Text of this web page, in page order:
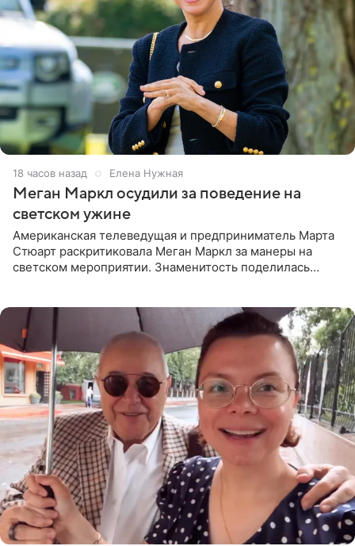
18 часов назад Елена Нужная
Меган Маркл осудили за поведение на
светском ужине
Американская телеведущая и предприниматель Марта
Стюарт раскритиковала Меган Маркл за манеры на
светском мероприятии. Знаменитость поделилась